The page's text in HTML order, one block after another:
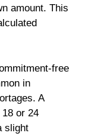
amount. This
free
in
A
or 24
slight